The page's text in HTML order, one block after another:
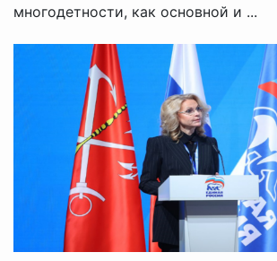
многодетности, как основной и ...